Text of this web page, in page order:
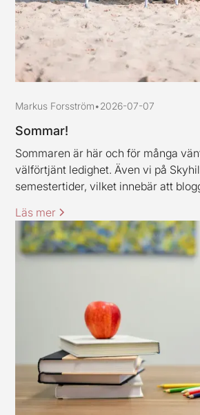
Markus Forsström•2026-07-07
Sommar!
Sommaren är här och för många
välförtjänt ledighet. Även vi på
semestertider, vilket innebär att
mina kollegor vill rikta ett varmt
samarbetspartners för den här
förtroende.
Läs mer